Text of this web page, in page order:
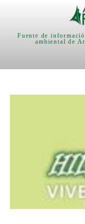
Fuente de
ambiental de